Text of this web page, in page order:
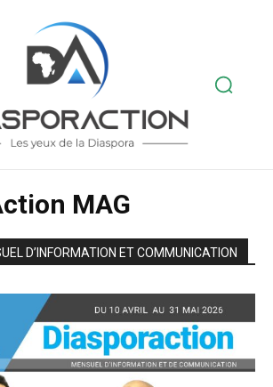
MAG
D’INFORMATION ET COMMUNICATION